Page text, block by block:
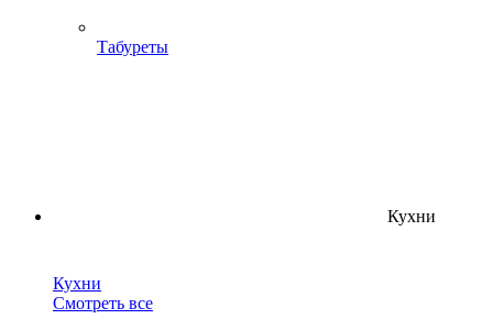
Табуреты
Кухни
Кухни
Смотреть все